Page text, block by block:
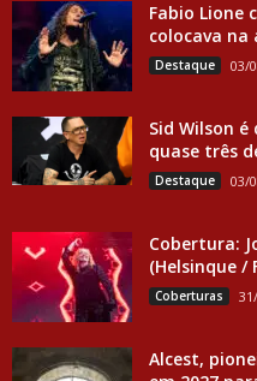
Fabio Lione
colocava na
Destaque 03/
Sid Wilson
quase três
Destaque 03/
Cobertura:
(Helsinque /
Coberturas
Alcest,